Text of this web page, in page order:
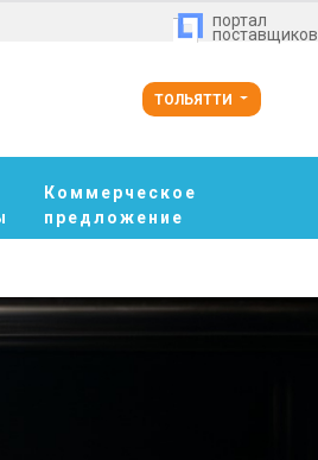
портал
поставщиков
ТОЛЬЯТТИ
Коммерческое
предложение